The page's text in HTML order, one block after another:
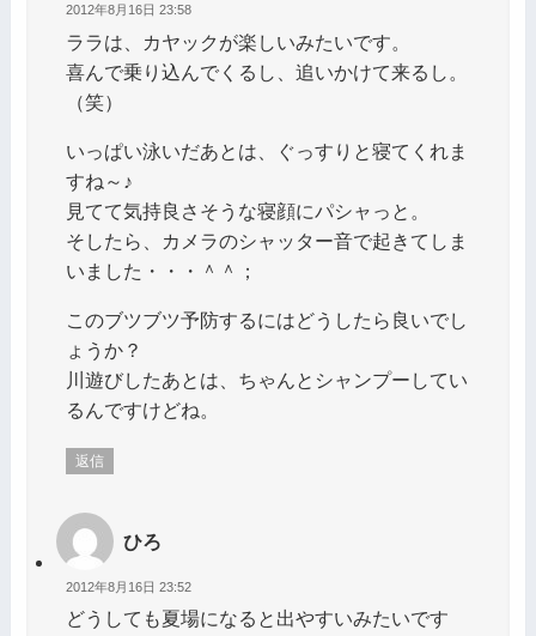
2012年8月16日 23:58
ララは、カヤックが楽しいみたいです。
喜んで乗り込んでくるし、追いかけて来るし。
（笑）
いっぱい泳いだあとは、ぐっすりと寝てくれま
すね～♪
見てて気持良さそうな寝顔にパシャっと。
そしたら、カメラのシャッター音で起きてしま
いました・・・＾＾；
このブツブツ予防するにはどうしたら良いでし
ょうか？
川遊びしたあとは、ちゃんとシャンプーしてい
るんですけどね。
返信
ひろ
2012年8月16日 23:52
どうしても夏場になると出やすいみたいです